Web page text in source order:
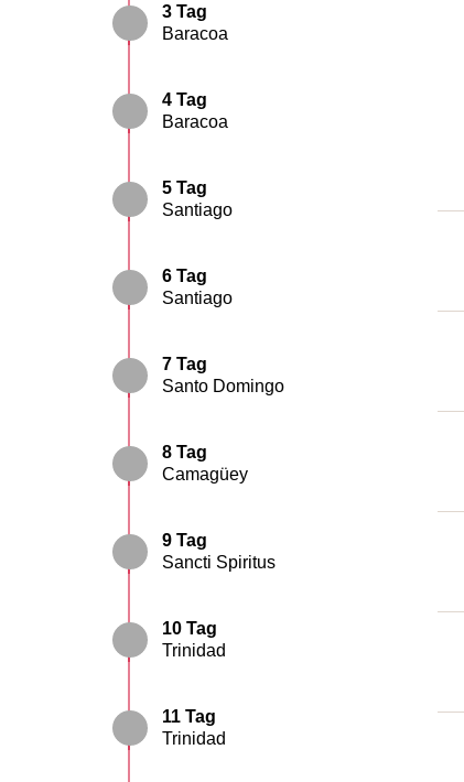
3 Tag
Baracoa
4 Tag
Baracoa
5 Tag
Santiago
6 Tag
Santiago
7 Tag
Santo Domingo
8 Tag
Camagüey
9 Tag
Sancti Spiritus
10 Tag
Trinidad
11 Tag
Trinidad